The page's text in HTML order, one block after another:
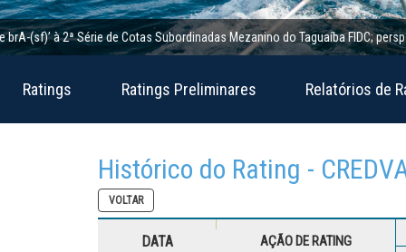
2ª Série de Cotas Subordinadas Mezanino do Taguaíba FIDC; perspectiva
Ratings Ratings Preliminares Relatórios de
Histórico do Rating -
VOLTAR
DATA AÇÃO DE RATING